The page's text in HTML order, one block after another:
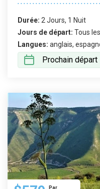
Durée: 2 Jours, 1 Nuit
Jours de départ: Tous
Langues: anglais,
Prochain départ
Par